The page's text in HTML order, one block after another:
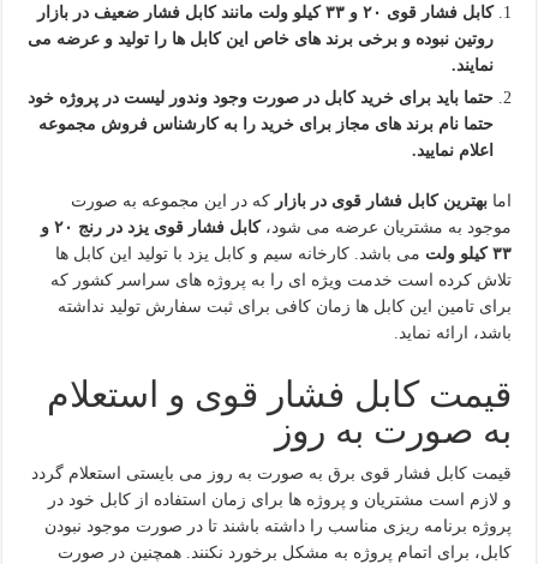
کابل فشار قوی ۲۰ و ۳۳ کیلو ولت مانند کابل فشار ضعیف در بازار
روتین نبوده و برخی برند های خاص این کابل ها را تولید و عرضه می
نمایند.
حتما باید برای خرید کابل در صورت وجود وندور لیست در پروژه خود
حتما نام برند های مجاز برای خرید را به کارشناس فروش مجموعه
اعلام نمایید.
امابهترین کابل فشار قوی در بازار که در این مجموعه به صورت
موجود به مشتریان عرضه می شود،
کابل فشار قوی یزد در رنج ۲۰ و
۳۳ کیلو ولت
می باشد. کارخانه سیم و کابل یزد با تولید این کابل ها
تلاش کرده است خدمت ویژه ای را به پروژه های سراسر کشور که
برای تامین این کابل ها زمان کافی برای ثبت سفارش تولید نداشته
باشد، ارائه نماید.
قیمت کابل فشار قوی و استعلام
به صورت به روز
قیمت کابل فشار قوی برق به صورت به روز می بایستی استعلام گردد
و لازم است مشتریان و پروژه ها برای زمان استفاده از کابل خود در
پروژه برنامه ریزی مناسب را داشته باشند تا در صورت موجود نبودن
کابل، برای اتمام پروژه به مشکل برخورد نکنند. همچنین در صورت